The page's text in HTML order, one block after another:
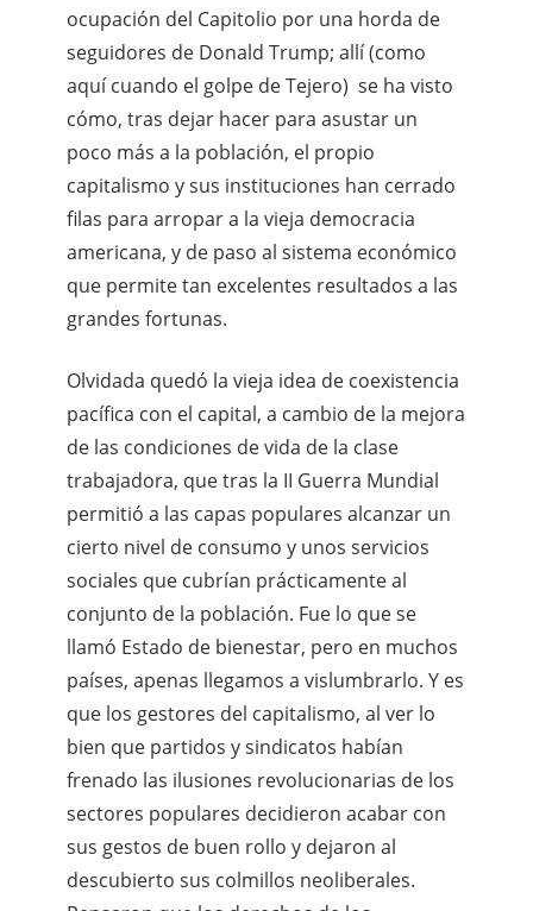
ocupación del Capitolio por una horda de
seguidores de Donald Trump; allí (como
aquí cuando el golpe de Tejero) se ha visto
cómo, tras dejar hacer para asustar un
poco más a la población, el propio
capitalismo y sus instituciones han cerrado
filas para arropar a la vieja democracia
americana, y de paso al sistema económico
que permite tan excelentes resultados a las
grandes fortunas.
Olvidada quedó la vieja idea de coexistencia
pacífica con el capital, a cambio de la mejora
de las condiciones de vida de la clase
trabajadora, que tras la II Guerra Mundial
permitió a las capas populares alcanzar un
cierto nivel de consumo y unos servicios
sociales que cubrían prácticamente al
conjunto de la población. Fue lo que se
llamó Estado de bienestar, pero en muchos
países, apenas llegamos a vislumbrarlo. Y es
que los gestores del capitalismo, al ver lo
bien que partidos y sindicatos habían
frenado las ilusiones revolucionarias de los
sectores populares decidieron acabar con
sus gestos de buen rollo y dejaron al
descubierto sus colmillos neoliberales.